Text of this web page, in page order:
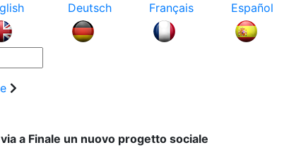
Deutsch Français Español
a Finale un nuovo progetto sociale